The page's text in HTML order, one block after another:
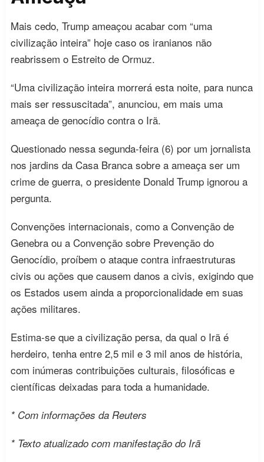
Mais cedo, Trump ameaçou acabar com “uma
civilização inteira” hoje caso os iranianos não
reabrissem o Estreito de Ormuz.
“Uma civilização inteira morrerá esta noite, para nunca
mais ser ressuscitada”, anunciou, em mais uma
ameaça de genocídio contra o Irã.
Questionado nessa segunda-feira (6) por um jornalista
nos jardins da Casa Branca sobre a ameaça ser um
crime de guerra, o presidente Donald Trump ignorou a
pergunta.
Convenções internacionais, como a Convenção de
Genebra ou a Convenção sobre Prevenção do
Genocídio, proíbem o ataque contra infraestruturas
civis ou ações que causem danos a civis, exigindo que
os Estados usem ainda a proporcionalidade em suas
ações militares.
Estima-se que a civilização persa, da qual o Irã é
herdeiro, tenha entre 2,5 mil e 3 mil anos de história,
com inúmeras contribuições culturais, filosóficas e
científicas deixadas para toda a humanidade.
* Com informações da Reuters
* Texto atualizado com manifestação do Irã